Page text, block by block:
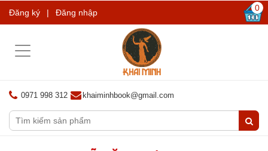
Đăng ký | Đăng nhập 0
Toggle
0971 998 312 khaiminhbook@gmail.com